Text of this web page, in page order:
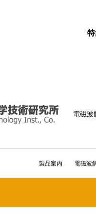
電磁波
製品案内 電磁波